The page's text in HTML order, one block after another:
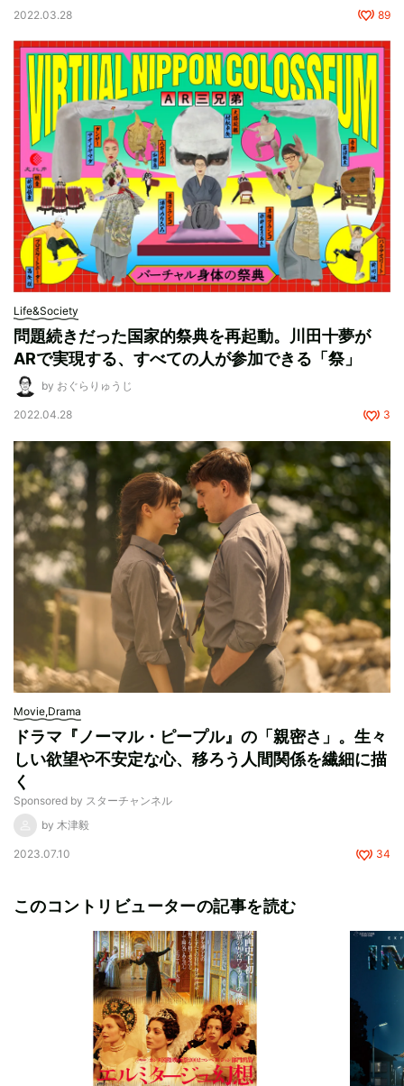
2022.03.28 89
Life&Society
問題続きだった国家的祭典を再起動。川田十夢が
ARで実現する、すべての人が参加できる「祭」
by おぐらりゅうじ
2022.04.28 3
Movie,Drama
ドラマ『ノーマル・ピープル』の「親密さ」。生々
しい欲望や不安定な心、移ろう人間関係を繊細に描
く
Sponsored by スターチャンネル
by 木津毅
2023.07.10 34
このコントリビューターの記事を読む